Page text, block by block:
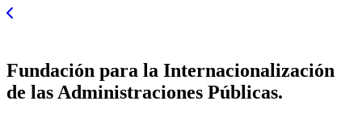
Fundación para la Internacionalización
de las Administraciones Públicas.